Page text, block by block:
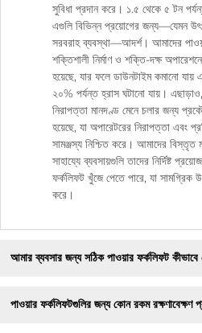
সুবিধা প্রদান করে। ১.৫ থেকে ৫ টন
এগুলি বিভিন্ন প্রয়োগের জন্য—যেমন
সরবরাহ ব্যবস্থা—আদর্শ। আমাদের
শক্তিশালী নির্মাণ ও শক্তি-দক্ষ
হয়েছে, যার ফলে ডাউনটাইম কমানো যায়
২০% পর্যন্ত হ্রাস ঘটানো যায়।
নিরাপত্তা মানদণ্ড মেনে চলার জন্য
হয়েছে, যা অপারেটরের নিরাপত্তা এবং
সামঞ্জস্য নিশ্চিত করে। আমাদের বিস্তৃত
সাহায্যে ব্যবসায়গুলি তাদের নির্দিষ্ট
ফর্কলিফট খুঁজে পেতে পারে, যা সামগ্রিক
করে।
আমার ব্যবসার জন্য সঠিক পাওয়ার ফর্কলিফট কীভাবে
পাওয়ার ফর্কলিফটগুলির জন্য কোন রকম রক্ষণাবেক্ষণ